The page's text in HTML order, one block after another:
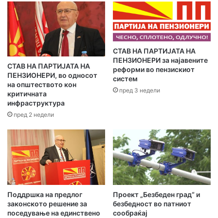
е
ј
л
а
д
р
е
с
а
т
а
СТАВ НА ПАРТИЈАТА НА
ПЕНЗИОНЕРИ, во односот
на општеството кон
критичната
инфраструктура
пред 2 недели
​СТАВ НА ПАРТИЈАТА НА
ПЕНЗИОНЕРИ за најавените
реформи во пензискиот
систем
пред 3 недели
Поддршка на предлог
законското решение за
поседување на единствено
Проект „Безбеден град“ и
безбедност во патниот
сообраќај